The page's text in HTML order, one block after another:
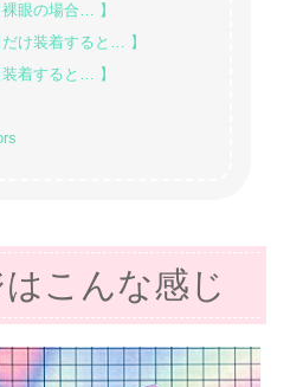
裸眼の場合… 】
け装着すると… 】
着すると… 】
こんな感じ